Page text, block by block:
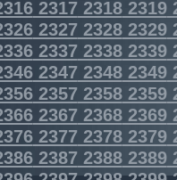
231723182319
2327 23282329
2337 23382339
2347 23482349
2357 23582359
2367 23682369
2377 23782379
2387 23882389